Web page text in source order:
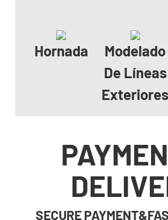
Hornada
Modelado
De Líneas
Exteriores
SECURE